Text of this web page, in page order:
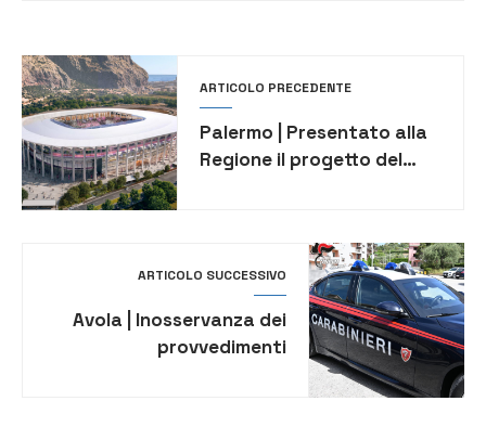
ARTICOLO PRECEDENTE
Palermo | Presentato alla
Regione il progetto del
ARTICOLO SUCCESSIVO
Avola | Inosservanza dei
provvedimenti